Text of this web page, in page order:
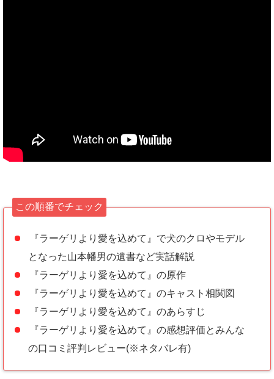
この順番でチェック
『ラーゲリより愛を込めて』で犬のクロやモデル
となった山本幡男の遺書など実話解説
『ラーゲリより愛を込めて』の原作
『ラーゲリより愛を込めて』のキャスト相関図
『ラーゲリより愛を込めて』のあらすじ
『ラーゲリより愛を込めて』の感想評価とみんな
の口コミ評判レビュー(※ネタバレ有)